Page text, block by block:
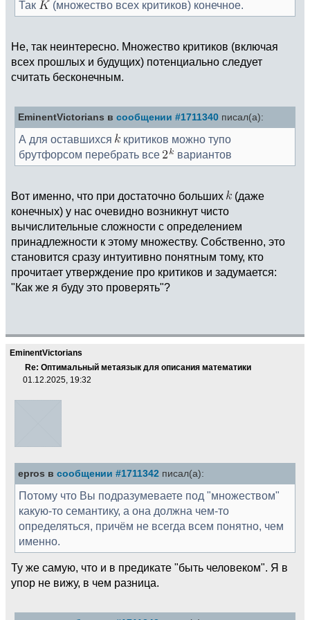
Так (множество всех критиков) конечное.
Не, так неинтересно. Множество критиков (включая
всех прошлых и будущих) потенциально следует
считать бесконечным.
EminentVictorians в сообщении #1711340 писал(а):
А для оставшихся
критиков можно тупо
брутфорсом перебрать все
вариантов
Вот именно, что при достаточно больших
(даже
конечных) у нас очевидно возникнут чисто
вычислительные сложности с определением
принадлежности к этому множеству. Собственно, это
становится сразу интуитивно понятным тому, кто
прочитает утверждение про критиков и задумается:
"Как же я буду это проверять"?
EminentVictorians
Re: Оптимальный метаязык для описания математики
01.12.2025, 19:32
epros в сообщении #1711342 писал(а):
Потому что Вы подразумеваете под "множеством"
какую-то семантику, а она должна чем-то
определяться, причём не всегда всем понятно, чем
именно.
Ту же самую, что и в предикате "быть человеком". Я в
упор не вижу, в чем разница.